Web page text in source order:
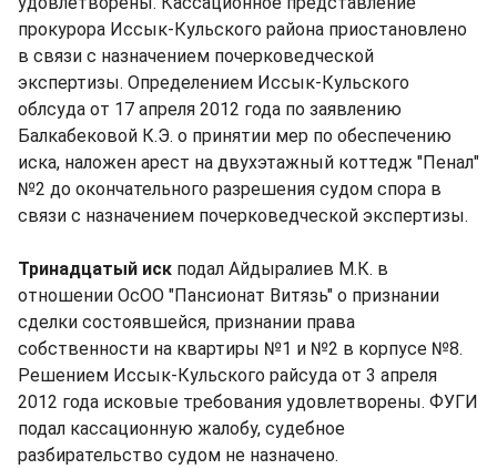
прокурора Иссык-Кульского района приостановлено
в связи с назначением почерковедческой
экспертизы. Определением Иссык-Кульского
облсуда от 17 апреля 2012 года по заявлению
Балкабековой К.Э. о принятии мер по обеспечению
иска, наложен арест на двухэтажный коттедж "Пенал"
№2 до окончательного разрешения судом спора в
связи с назначением почерковедческой экспертизы.
Тринадцатый иск подал Айдыралиев М.К. в
отношении ОсОО "Пансионат Витязь" о признании
сделки состоявшейся, признании права
собственности на квартиры №1 и №2 в корпусе №8.
Решением Иссык-Кульского райсуда от 3 апреля
2012 года исковые требования удовлетворены. ФУГИ
подал кассационную жалобу, судебное
разбирательство судом не назначено.